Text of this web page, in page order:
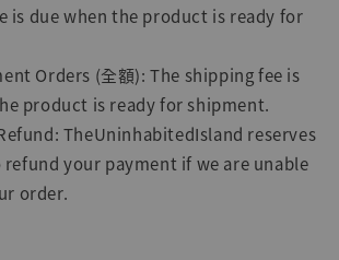
is due when the product is ready for
Orders (全額): The shipping fee is
product is ready for shipment.
TheUninhabitedIsland reserves
your payment if we are unable
order.